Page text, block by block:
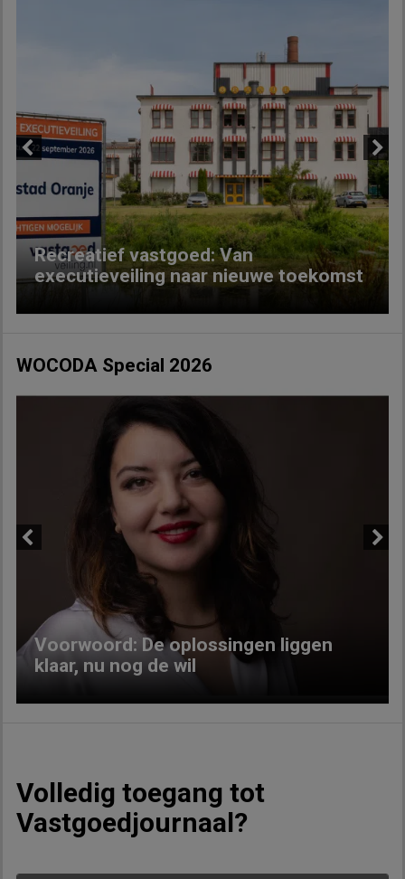
Recreatief vastgoed: Van
executieveiling naar nieuwe toekomst
Next
WOCODA Special 2026
Voorwoord: De oplossingen liggen
klaar, nu nog de wil
Volledig toegang tot
Vastgoedjournaal?